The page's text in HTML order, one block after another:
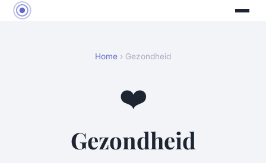
Home › Gezondheid
❤️
Gezondheid